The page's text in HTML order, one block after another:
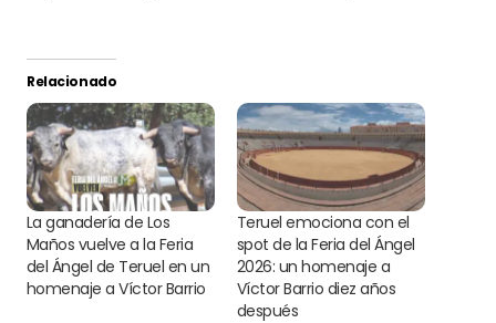
Relacionado
La ganadería de Los
Maños vuelve a la Feria
del Ángel de Teruel en un
homenaje a Víctor Barrio
Teruel emociona con el
spot de la Feria del Ángel
2026: un homenaje a
Víctor Barrio diez años
después